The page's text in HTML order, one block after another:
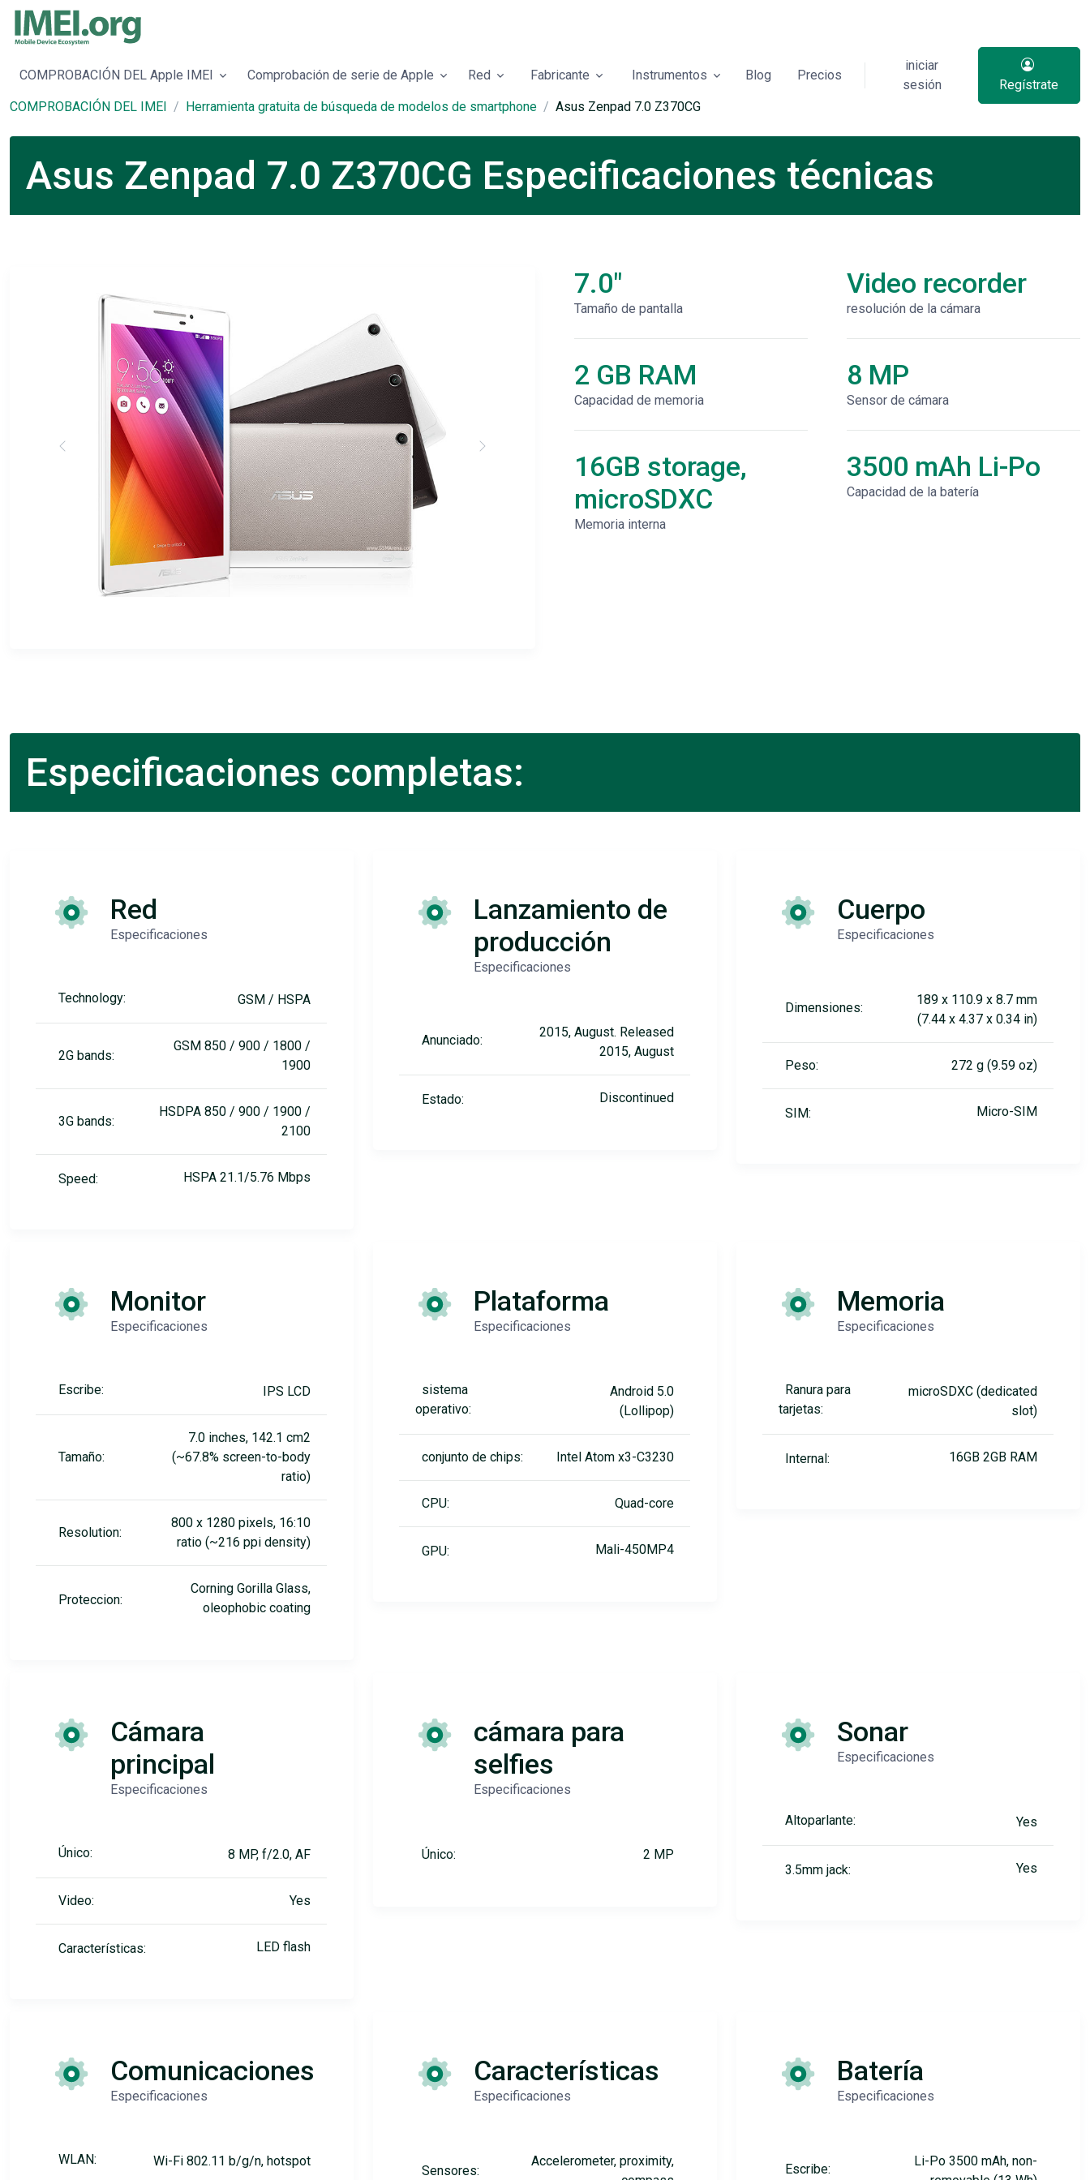
COMPROBACIÓN DEL Apple IMEI Comprobación de serie de Apple Red Fabricante Instrumentos Blog Precios
iniciar
sesión
Regístrate
COMPROBACIÓN DEL IMEI
Herramienta gratuita de búsqueda de modelos de smartphone Asus Zenpad 7.0 Z370CG
Asus Zenpad 7.0 Z370CG Especificaciones técnicas
7.0"
Tamaño de pantalla
2 GB RAM
Capacidad de memoria
16GB storage,
microSDXC
Memoria interna
Video recorder
resolución de la cámara
8 MP
Sensor de cámara
3500 mAh Li-Po
Capacidad de la batería
Especificaciones completas:
Red
Especificaciones
Technology: GSM / HSPA
2G bands:
GSM 850 / 900 / 1800 /
1900
3G bands:
HSDPA 850 / 900 / 1900 /
2100
Speed: HSPA 21.1/5.76 Mbps
Lanzamiento de
producción
Especificaciones
Anunciado:
2015, August. Released
2015, August
Estado: Discontinued
Cuerpo
Especificaciones
Dimensiones:
189 x 110.9 x 8.7 mm
(7.44 x 4.37 x 0.34 in)
Peso: 272 g (9.59 oz)
SIM: Micro-SIM
Monitor
Especificaciones
Escribe: IPS LCD
Tamaño:
7.0 inches, 142.1 cm2
(~67.8% screen-to-body
ratio)
Resolution:
800 x 1280 pixels, 16:10
ratio (~216 ppi density)
Proteccion:
Corning Gorilla Glass,
oleophobic coating
Plataforma
Especificaciones
sistema
operativo:
Android 5.0
(Lollipop)
conjunto de chips: Intel Atom x3-C3230
CPU: Quad-core
GPU: Mali-450MP4
Memoria
Especificaciones
Ranura para
tarjetas:
microSDXC (dedicated
slot)
Internal: 16GB 2GB RAM
Cámara
principal
Especificaciones
Único: 8 MP, f/2.0, AF
Video: Yes
Características: LED flash
cámara para
selfies
Especificaciones
Único: 2 MP
Sonar
Especificaciones
Altoparlante: Yes
3.5mm jack: Yes
Comunicaciones
Especificaciones
WLAN: Wi-Fi 802.11 b/g/n, hotspot
Características
Especificaciones
Sensores:
Accelerometer, proximity,
Batería
Especificaciones
Escribe:
Li-Po 3500 mAh, non-